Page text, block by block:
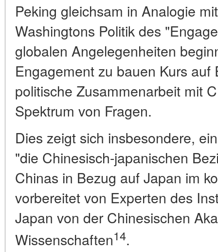
Peking gleichsam in Analogie
Washingtons Politik des
globalen Angelegenheiten
Engagement zu bauen Kurs auf
politische Zusammenarbeit mit
Spektrum von Fragen.
Dies zeigt sich insbesondere,
"die Chinesisch-japanischen
Chinas in Bezug auf Japan im
vorbereitet von Experten des
Japan von der Chinesischen
Wissenschaften14.